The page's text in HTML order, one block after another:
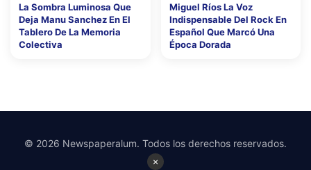
La Sombra Luminosa Que
Deja Manu Sanchez En El
Tablero De La Memoria
Colectiva
Miguel Ríos La Voz
Indispensable Del Rock En
Español Que Marcó Una
Época Dorada
×
© 2026 Newspaperalum. Todos los derechos reservados.